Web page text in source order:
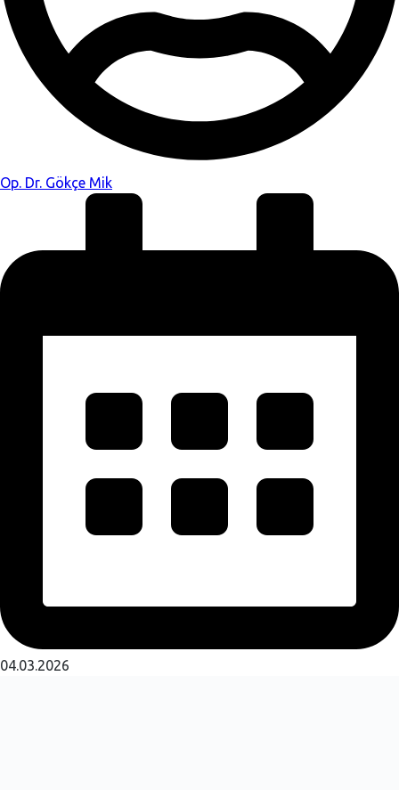
Op. Dr. Gökçe Mik
04.03.2026